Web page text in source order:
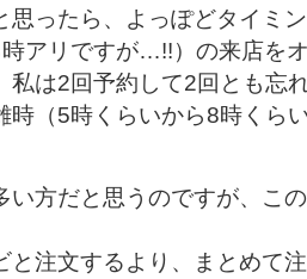
思ったら、よっぽどタイミ
時アリですが…!!）の来店を
私は2回予約して2回とも忘
時（5時くらいから8時くら
い方だと思うのですが、こ
と注文するより、まとめて